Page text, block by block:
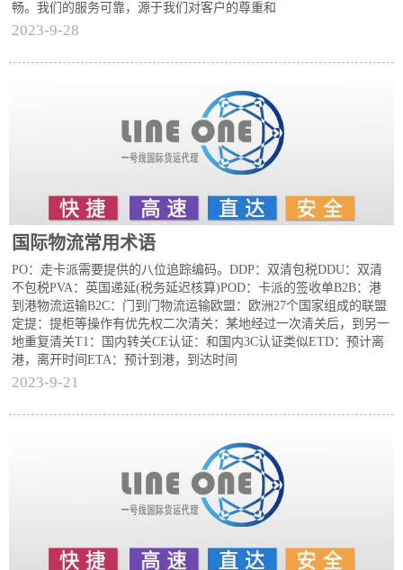
畅。我们的服务可靠，源于我们对客户的尊重和
2023-9-28
国际物流常用术语
PO：走卡派需要提供的八位追踪编码。DDP：双清包税DDU：双清
不包税PVA：英国递延(税务延迟核算)POD：卡派的签收单B2B：港
到港物流运输B2C：门到门物流运输欧盟：欧洲27个国家组成的联盟
定提：提柜等操作有优先权二次清关：某地经过一次清关后，到另一
地重复清关T1：国内转关CE认证：和国内3C认证类似ETD：预计离
港，离开时间ETA：预计到港，到达时间
2023-9-21